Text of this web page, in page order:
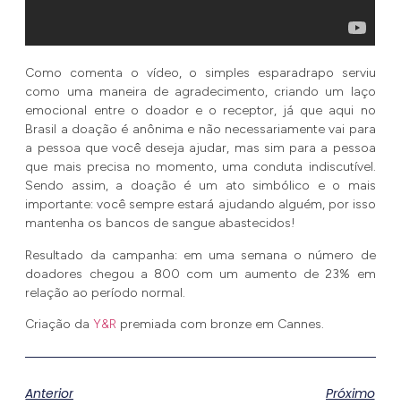
Como comenta o vídeo, o simples esparadrapo serviu
como uma maneira de agradecimento, criando um laço
emocional entre o doador e o receptor, já que aqui no
Brasil a doação é anônima e não necessariamente vai para
a pessoa que você deseja ajudar, mas sim para a pessoa
que mais precisa no momento, uma conduta indiscutível.
Sendo assim, a doação é um ato simbólico e o mais
importante: você sempre estará ajudando alguém, por isso
mantenha os bancos de sangue abastecidos!
Resultado da campanha: em uma semana o número de
doadores chegou a 800 com um aumento de 23% em
relação ao período normal.
Criação daY&R premiada com bronze em Cannes.
Anterior Próximo